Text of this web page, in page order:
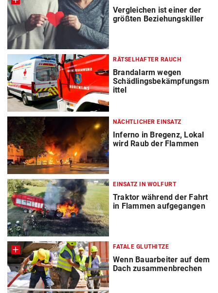
Vergleichen ist einer der
größten Beziehungskiller
RÄTSELHAFTER RAUCH
Brandalarm wegen
Schädlingsbekämpfungsm
ittel
NÄCHTLICHER EINSATZ
Inferno in Bregenz, Lokal
wird Raub der Flammen
EINSATZ IN WOLFURT
Traktor während der Fahrt
in Flammen aufgegangen
FATALE GLUTHITZE
Wenn Bauarbeiter auf dem
Dach zusammenbrechen